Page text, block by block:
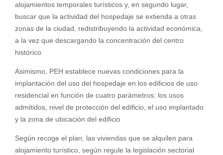
alojamientos temporales turísticos y, en segundo lugar,
buscar que la actividad del hospedaje se extienda a otras
zonas de la ciudad, redistribuyendo la actividad económica,
a la vez que descargando la concentración del centro
histórico.
Asimismo, PEH establece nuevas condiciones para la
implantación del uso del hospedaje en los edificios de uso
residencial en función de cuatro parámetros: los usos
admitidos, nivel de protección del edificio, el uso implantado
y la zona de ubicación del edificio
Según recoge el plan, las viviendas que se alquilen para
alojamiento turístico, según regule la legislación sectorial